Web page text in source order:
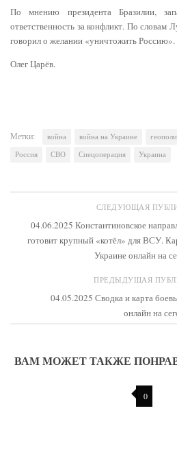
По мнению президента Бразилии,
ответственность за конфликт. По словам
говорил о желании «уничтожить Россию».
Олег Царёв.
Метки: война война на Украине
Россия
СВО Спецоперация Украина
СЛЕДУЮЩАЯ
04.06.2025 Константиновское
готовит крупный «котёл» для ВСУ.
Украине онлайн на
ПРЕДЫДУЩАЯ
04.05.2025 Сводка и карта
онлайн на
ВАМ МОЖЕТ ТАКЖЕ
0